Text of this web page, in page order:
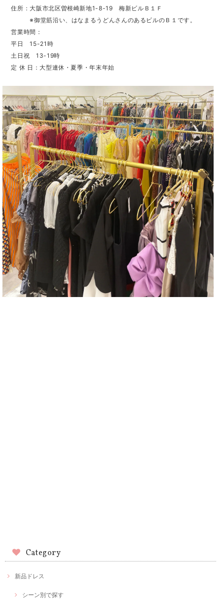
住所：大阪市北区曽根崎新地1-8-19 梅新ビルＢ１Ｆ
※御堂筋沿い、はなまるうどんさんのあるビルのＢ１です。
営業時間：
平日 15-21時
土日祝 13-19時
定 休 日：大型連休・夏季・年末年始
Category
新品ドレス
シーン別で探す